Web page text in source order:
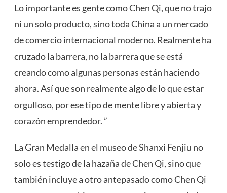
Lo importante es gente como Chen Qi, que no trajo
ni un solo producto, sino toda China a un mercado
de comercio internacional moderno. Realmente ha
cruzado la barrera, no la barrera que se está
creando como algunas personas están haciendo
ahora. Así que son realmente algo de lo que estar
orgulloso, por ese tipo de mente libre y abierta y
corazón emprendedor. ”
La Gran Medalla en el museo de Shanxi Fenjiu no
solo es testigo de la hazaña de Chen Qi, sino que
también incluye a otro antepasado como Chen Qi